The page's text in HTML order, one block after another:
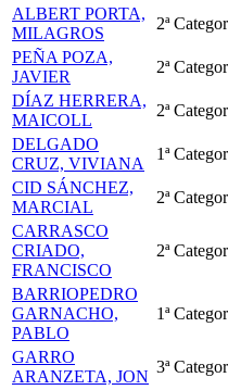
ALBERT PORTA,
MILAGROS
2ª
PEÑA POZA,
JAVIER
2ª
DÍAZ HERRERA,
MAICOLL
2ª
DELGADO
CRUZ, VIVIANA
1ª
CID SÁNCHEZ,
MARCIAL
2ª
CARRASCO
CRIADO,
FRANCISCO
2ª
BARRIOPEDRO
GARNACHO,
PABLO
1ª
GARRO
ARANZETA, JON
3ª